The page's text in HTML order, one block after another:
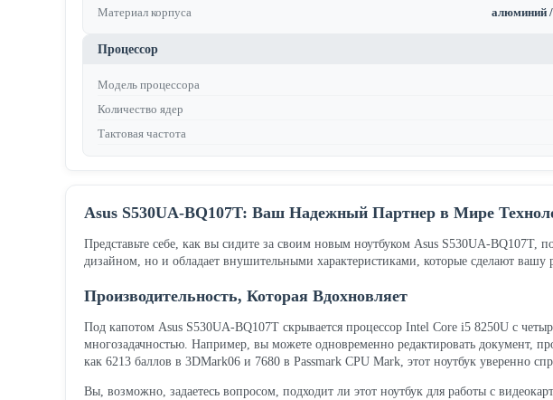
Материал корпуса
алюминий /
Процессор
Модель процессора
Количество ядер
Тактовая частота
Asus S530UA-BQ107T: Ваш Надежный Партнер в Мире
Представьте себе, как вы сидите за своим новым ноутбуком Asus S530UA-
дизайном, но и обладает внушительными характеристиками, которые сделают вашу
Производительность, Которая Вдохновляет
Под капотом Asus S530UA-BQ107T скрывается процессор Intel Core i5 8250U с
многозадачностью. Например, вы можете одновременно редактировать документ,
как 6213 баллов в 3DMark06 и 7680 в Passmark CPU Mark, этот ноутбук уверенно
Вы, возможно, задаетесь вопросом, подходит ли этот ноутбук для работы с